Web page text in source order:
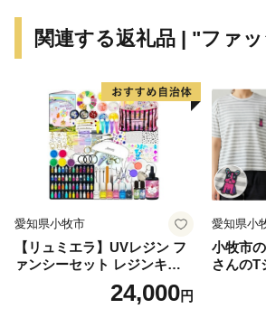
ます。
品づくりに生かされています。
－－－－－－－－－－－－－－－－
－－－－－－－－－－－－－－－－－
◆米沢市は、ふるさと納税の対象団
本市は、ふるさと納税の基準に適
下記指定期間内に本市にふるさと納税
と、個人住民税の寄附金特例控除の
（なお、適用を受けるためには寄附
関連する返礼品 | "ファ
愛知県小牧市
【リュミエラ】UVレジン フ
ァンシーセット レジンキッ
ト ハンドメイド レジンクラ
フト アクセサリーキット 手
24,000円
愛知県小
小牧市
さんのT